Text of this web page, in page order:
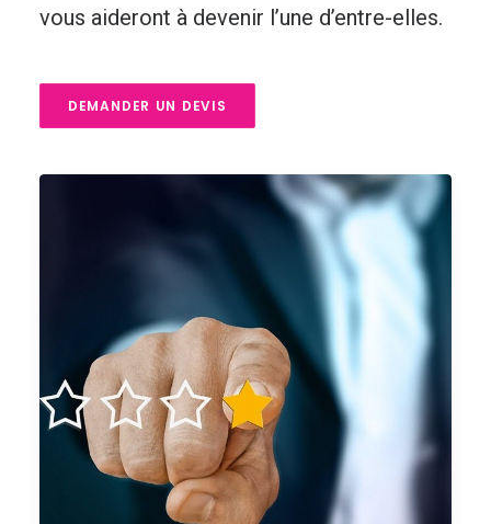
vous aideront à devenir l’une d’entre-elles.
DEMANDER UN DEVIS